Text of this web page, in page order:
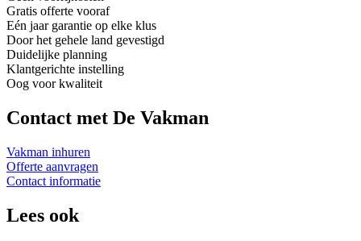
Gratis offerte vooraf
Eén jaar garantie op elke klus
Door het gehele land gevestigd
Duidelijke planning
Klantgerichte instelling
Oog voor kwaliteit
Contact met De Vakman
Vakman inhuren
Offerte aanvragen
Contact informatie
Lees ook